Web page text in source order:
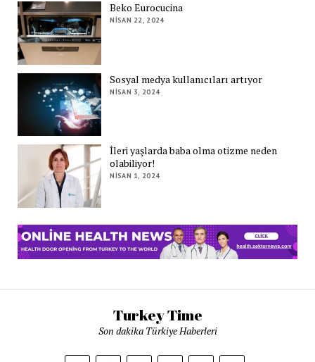
Beko Eurocucina
NISAN 22, 2024
Sosyal medya kullanıcıları artıyor
NISAN 3, 2024
İleri yaşlarda baba olma otizme neden
olabiliyor!
NISAN 1, 2024
Turkey Time
Son dakika Türkiye Haberleri